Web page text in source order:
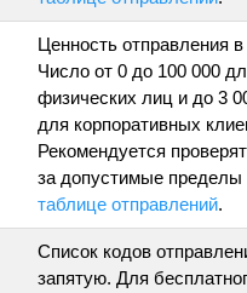
Ценность отправления
Число от 0 до 100 000
физических лиц и до 3
для корпоративных
Рекомендуется
за допустимые пределы
таблице отправлений.
Список кодов
запятую. Для